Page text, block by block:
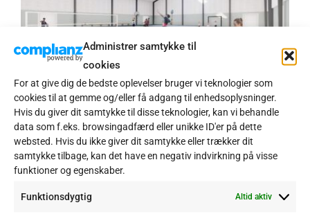
Administrer samtykke til
cookies
For at give dig de bedste oplevelser bruger vi teknologier som
cookies til at gemme og/eller få adgang til enhedsoplysninger.
Hvis du giver dit samtykke til disse teknologier, kan vi behandle
data som f.eks. browsingadfærd eller unikke ID'er på dette
websted. Hvis du ikke giver dit samtykke eller trækker dit
samtykke tilbage, kan det have en negativ indvirkning på visse
funktioner og egenskaber.
Funktionsdygtig Altid aktiv
Multihallen skal bruges til fysiske udfoldelser, samt til
at lave kultur og fællesskaber.